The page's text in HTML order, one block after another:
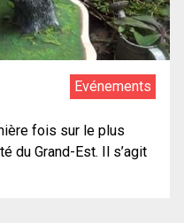
Evénements
fois sur le plus
du Grand-Est. Il s’agit